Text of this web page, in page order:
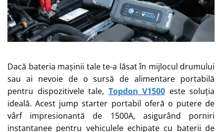
Dacă bateria mașinii tale te-a lăsat în mijlocul drumului
sau ai nevoie de o sursă de alimentare portabilă
pentru dispozitivele tale, Topdon V1500 este soluția
ideală. Acest jump starter portabil oferă o putere de
vârf impresionantă de 1500A, asigurând porniri
instantanee pentru vehiculele echipate cu baterii de